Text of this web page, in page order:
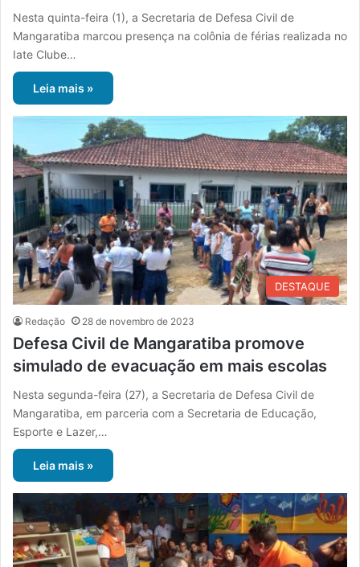
Nesta quinta-feira (1), a Secretaria de Defesa Civil de
Mangaratiba marcou presença na colônia de férias realizada no
Iate Clube…
Leia mais »
DESTAQUE
Redação 28 de novembro de 2023
Defesa Civil de Mangaratiba promove
simulado de evacuação em mais escolas
Nesta segunda-feira (27), a Secretaria de Defesa Civil de
Mangaratiba, em parceria com a Secretaria de Educação,
Esporte e Lazer,…
Leia mais »